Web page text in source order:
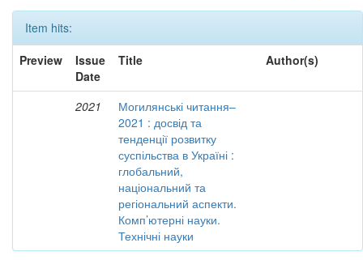
Item hits:
Preview
Issue
Date
Title Author(s)
2021
Могилянські читання–
2021 : досвід та
тенденції розвитку
суспільства в Україні :
глобальний,
національний та
регіональний аспекти.
Комп’ютерні науки.
Технічні науки